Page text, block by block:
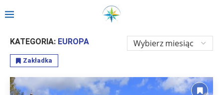
Strona główna Europa
KATEGORIA: EUROPA
Zakładka